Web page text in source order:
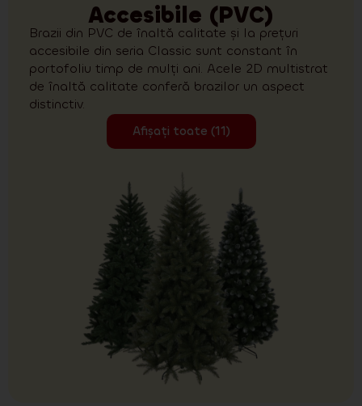
Accesibile (PVC)
Brazii din PVC de înaltă calitate și la prețuri
accesibile din seria Classic sunt constant în
portofoliu timp de mulți ani. Acele 2D multistrat
de înaltă calitate conferă brazilor un aspect
distinctiv.
Afișați toate (11)